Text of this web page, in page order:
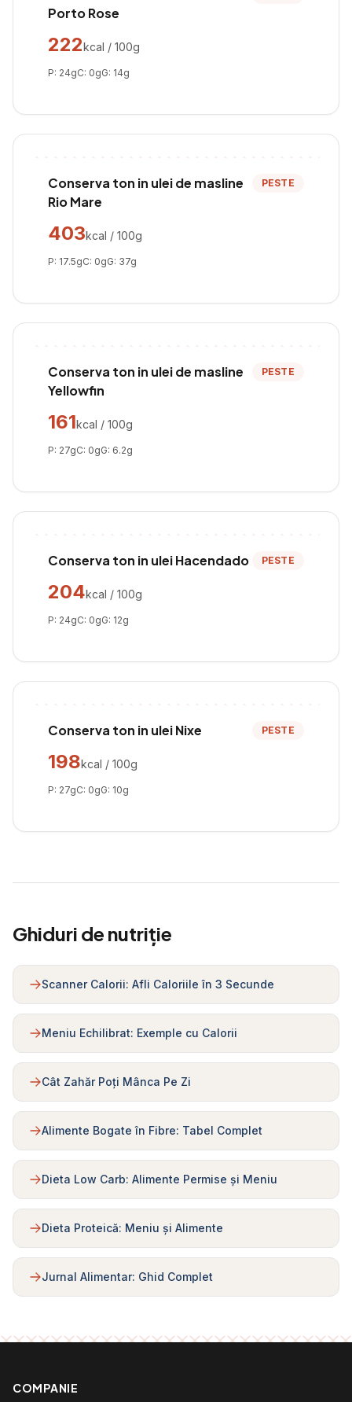
Porto Rose
222kcal / 100g
P: 24gC: 0gG: 14g
Conserva ton in ulei de masline
Rio Mare
PESTE
403kcal / 100g
P: 17.5gC: 0gG: 37g
Conserva ton in ulei de masline
Yellowfin
PESTE
161kcal / 100g
P: 27gC: 0gG: 6.2g
Conserva ton in ulei Hacendado PESTE
204kcal / 100g
P: 24gC: 0gG: 12g
Conserva ton in ulei Nixe PESTE
198kcal / 100g
P: 27gC: 0gG: 10g
Ghiduri de nutriție
Scanner Calorii: Afli Caloriile în 3 Secunde
Meniu Echilibrat: Exemple cu Calorii
Cât Zahăr Poți Mânca Pe Zi
Alimente Bogate în Fibre: Tabel Complet
Dieta Low Carb: Alimente Permise și Meniu
Dieta Proteică: Meniu și Alimente
Jurnal Alimentar: Ghid Complet
COMPANIE